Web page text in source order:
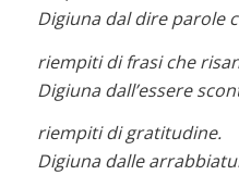
Digiuna dal dire parole
riempiti di frasi che
Digiuna dall’essere
riempiti di gratitudine.
Digiuna dalle